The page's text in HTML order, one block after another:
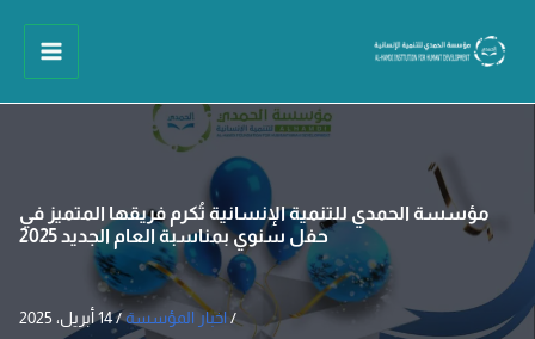
مؤسسة الحمدي للتنمية الإنسانية تُكرم فريقها المتميز في
حفل سنوي بمناسبة العام الجديد 2025
/اخبار المؤسسة/14 أبريل، 2025